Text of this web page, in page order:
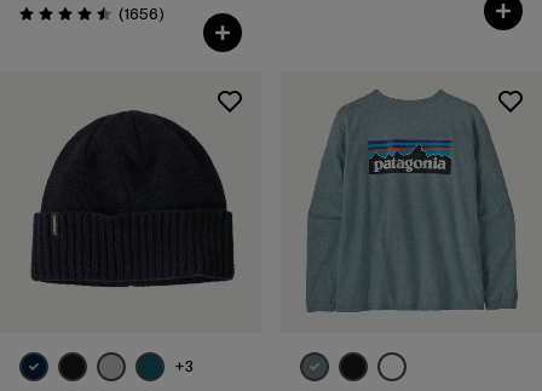
Bewertung: 4.5 / 5
(1656Rezensionen
)
+3